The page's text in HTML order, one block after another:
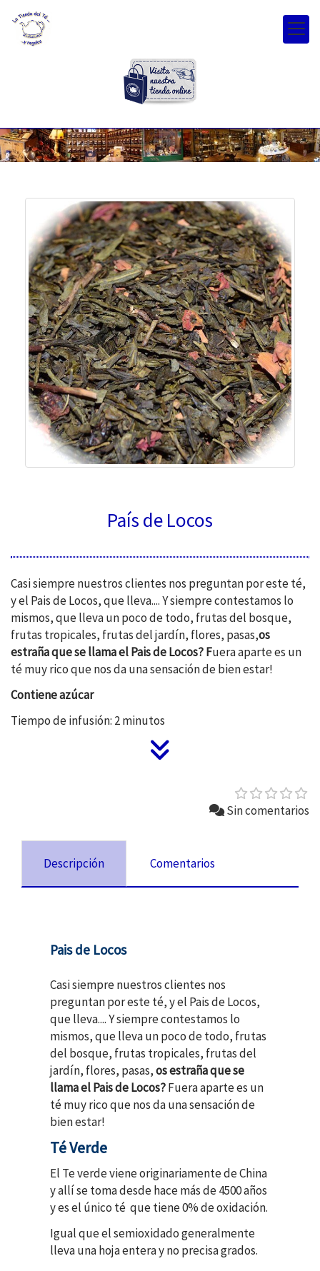
País de Locos
Casi siempre nuestros clientes nos preguntan por este té,
y el Pais de Locos, que lleva.... Y siempre contestamos lo
mismos, que lleva un poco de todo, frutas del bosque,
frutas tropicales, frutas del jardín, flores, pasas,os
estraña que se llama el Pais de Locos? Fuera aparte es un
té muy rico que nos da una sensación de bien estar!
Contiene azúcar
Tiempo de infusión: 2 minutos
Sin comentarios
Descripción Comentarios
Pais de Locos
Casi siempre nuestros clientes nos
preguntan por este té, y el Pais de Locos,
que lleva.... Y siempre contestamos lo
mismos, que lleva un poco de todo, frutas
del bosque, frutas tropicales, frutas del
jardín, flores, pasas,osestraña que se
llama el Pais de Locos?Fuera aparte es un
té muy rico que nos da una sensación de
bien estar!
Té Verde
El Te verde viene originariamente de China
y allí se toma desde hace más de 4500 años
y es el único té que tiene 0% de oxidación.
Igual que el semioxidado generalmente
lleva una hoja entera y no precisa grados.